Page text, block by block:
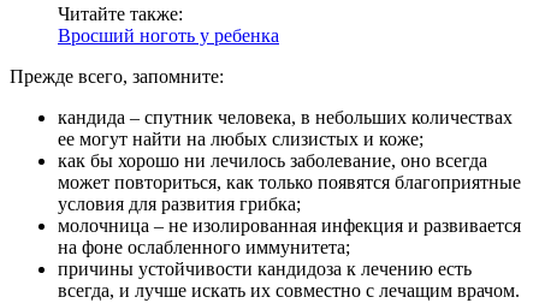
Читайте также:
Вросший ноготь у ребенка
Прежде всего, запомните:
кандида – спутник человека, в небольших количествах
ее могут найти на любых слизистых и коже;
как бы хорошо ни лечилось заболевание, оно всегда
может повториться, как только появятся благоприятные
условия для развития грибка;
молочница – не изолированная инфекция и развивается
на фоне ослабленного иммунитета;
причины устойчивости кандидоза к лечению есть
всегда, и лучше искать их совместно с лечащим врачом.